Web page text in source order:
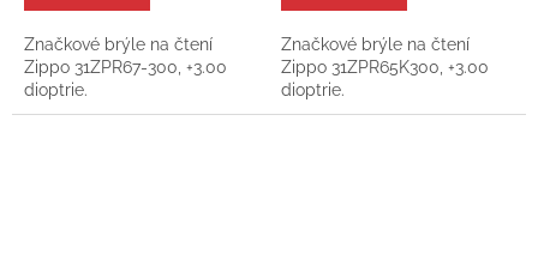
Značkové brýle na čtení
Zippo 31ZPR67-300, +3.00
dioptrie.
Značkové brýle na čtení
Zippo 31ZPR65K300, +3.00
dioptrie.